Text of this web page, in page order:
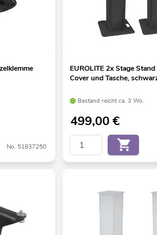
No. 51837250
EUROLITE 2x Stage
Cover und Tasche,
Bestand reicht ca. 3 Wo.
499,00€